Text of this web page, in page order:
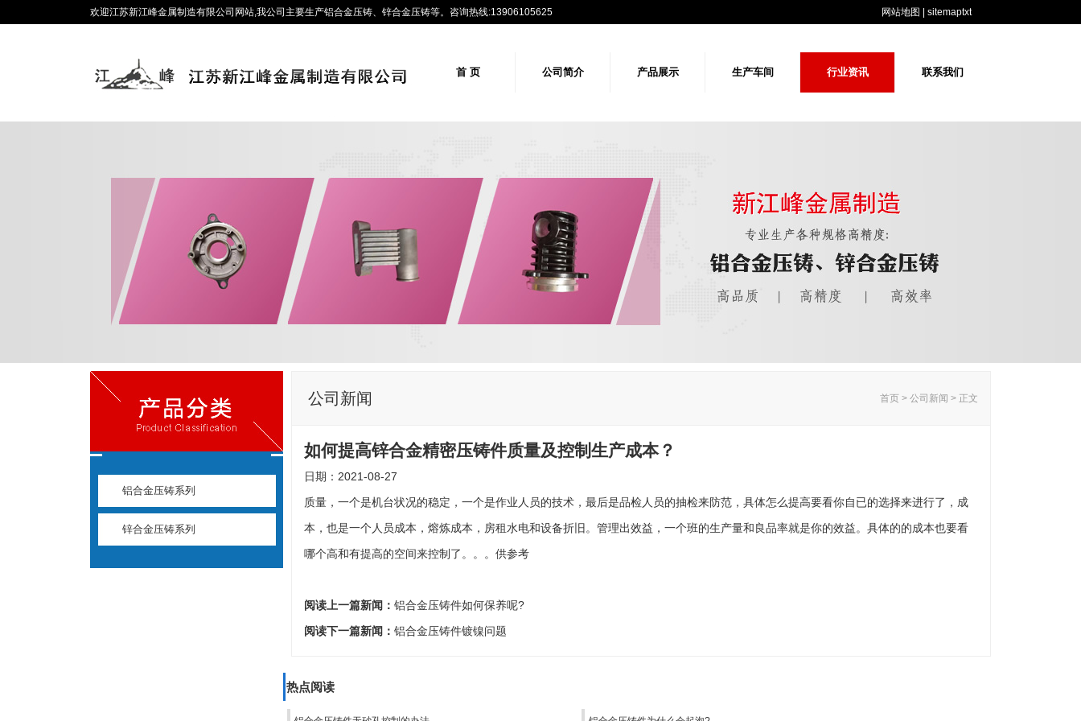
欢迎江苏新江峰金属制造有限公司网站,我公司主要生产铝合金压铸、锌合金压铸等。咨询热线:13906105625 网站地图 sitemaptxt
首 页 公司简介 产品展示 生产车间 行业资讯 联系我们
铝合金压铸系列
锌合金压铸系列
公司新闻 首页 > 公司新闻 > 正文
如何提高锌合金精密压铸件质量及控制生产成本？
日期：2021-08-27
质量，一个是机台状况的稳定，一个是作业人员的技术，最后是品检人员的抽检来防范，具体怎么提高要看你自已的选择来进行了，成
本，也是一个人员成本，熔炼成本，房租水电和设备折旧。管理出效益，一个班的生产量和良品率就是你的效益。具体的的成本也要看
哪个高和有提高的空间来控制了。。。供参考
阅读上一篇新闻： 铝合金压铸件如何保养呢?
阅读下一篇新闻： 铝合金压铸件镀镍问题
热点阅读